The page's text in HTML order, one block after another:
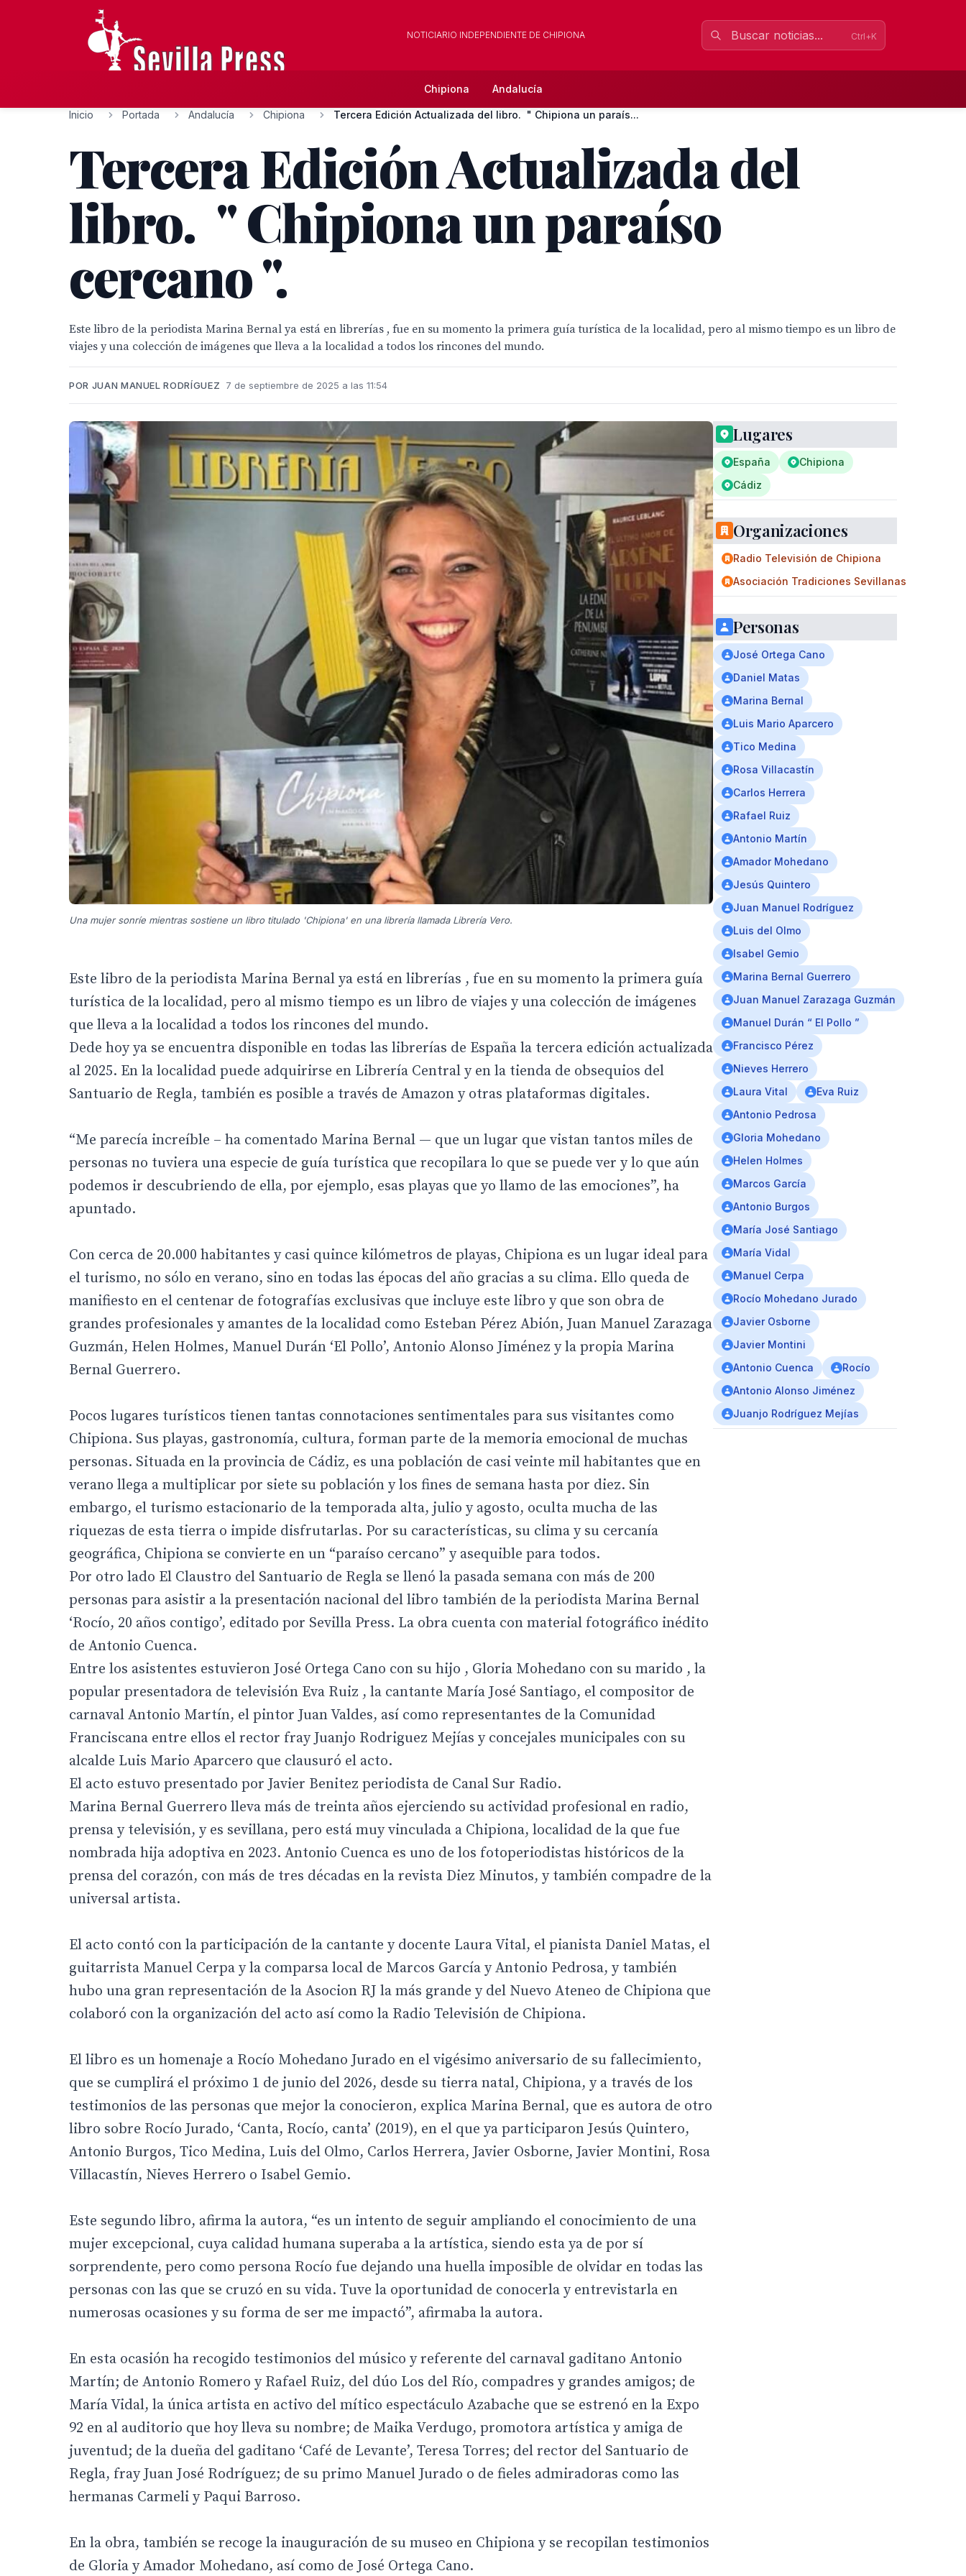
NOTICIARIO INDEPENDIENTE DE CHIPIONA Ctrl+K
Chipiona Andalucía
Inicio Portada Andalucía Chipiona Tercera Edición Actualizada del libro. " Chipiona un paraís...
Tercera Edición Actualizada del
libro. " Chipiona un paraíso
cercano ".
Este libro de la periodista Marina Bernal ya está en librerías , fue en su momento la primera guía turística de la localidad, pero al mismo tiempo es un libro de
viajes y una colección de imágenes que lleva a la localidad a todos los rincones del mundo.
POR JUAN MANUEL RODRÍGUEZ 7 de septiembre de 2025 a las 11:54
Una mujer sonríe mientras sostiene un libro titulado 'Chipiona' en una librería llamada Librería Vero.
Este libro de la periodista Marina Bernal ya está en librerías , fue en su momento la primera guía
turística de la localidad, pero al mismo tiempo es un libro de viajes y una colección de imágenes
que lleva a la localidad a todos los rincones del mundo.
Dede hoy ya se encuentra disponible en todas las librerías de España la tercera edición actualizada
al 2025. En la localidad puede adquirirse en Librería Central y en la tienda de obsequios del
Santuario de Regla, también es posible a través de Amazon y otras plataformas digitales.
“Me parecía increíble – ha comentado Marina Bernal — que un lugar que vistan tantos miles de
personas no tuviera una especie de guía turística que recopilara lo que se puede ver y lo que aún
podemos ir descubriendo de ella, por ejemplo, esas playas que yo llamo de las emociones”, ha
apuntado.
Con cerca de 20.000 habitantes y casi quince kilómetros de playas, Chipiona es un lugar ideal para
el turismo, no sólo en verano, sino en todas las épocas del año gracias a su clima. Ello queda de
manifiesto en el centenar de fotografías exclusivas que incluye este libro y que son obra de
grandes profesionales y amantes de la localidad como Esteban Pérez Abión, Juan Manuel Zarazaga
Guzmán, Helen Holmes, Manuel Durán ‘El Pollo’, Antonio Alonso Jiménez y la propia Marina
Bernal Guerrero.
Pocos lugares turísticos tienen tantas connotaciones sentimentales para sus visitantes como
Chipiona. Sus playas, gastronomía, cultura, forman parte de la memoria emocional de muchas
personas. Situada en la provincia de Cádiz, es una población de casi veinte mil habitantes que en
verano llega a multiplicar por siete su población y los fines de semana hasta por diez. Sin
embargo, el turismo estacionario de la temporada alta, julio y agosto, oculta mucha de las
riquezas de esta tierra o impide disfrutarlas. Por su características, su clima y su cercanía
geográfica, Chipiona se convierte en un “paraíso cercano” y asequible para todos.
Por otro lado El Claustro del Santuario de Regla se llenó la pasada semana con más de 200
personas para asistir a la presentación nacional del libro también de la periodista Marina Bernal
‘Rocío, 20 años contigo’, editado por Sevilla Press. La obra cuenta con material fotográfico inédito
de Antonio Cuenca.
Entre los asistentes estuvieron José Ortega Cano con su hijo , Gloria Mohedano con su marido , la
popular presentadora de televisión Eva Ruiz , la cantante María José Santiago, el compositor de
carnaval Antonio Martín, el pintor Juan Valdes, así como representantes de la Comunidad
Franciscana entre ellos el rector fray Juanjo Rodriguez Mejías y concejales municipales con su
alcalde Luis Mario Aparcero que clausuró el acto.
El acto estuvo presentado por Javier Benitez periodista de Canal Sur Radio.
Marina Bernal Guerrero lleva más de treinta años ejerciendo su actividad profesional en radio,
prensa y televisión, y es sevillana, pero está muy vinculada a Chipiona, localidad de la que fue
nombrada hija adoptiva en 2023. Antonio Cuenca es uno de los fotoperiodistas históricos de la
prensa del corazón, con más de tres décadas en la revista Diez Minutos, y también compadre de la
universal artista.
El acto contó con la participación de la cantante y docente Laura Vital, el pianista Daniel Matas, el
guitarrista Manuel Cerpa y la comparsa local de Marcos García y Antonio Pedrosa, y también
hubo una gran representación de la Asocion RJ la más grande y del Nuevo Ateneo de Chipiona que
colaboró con la organización del acto así como la Radio Televisión de Chipiona.
El libro es un homenaje a Rocío Mohedano Jurado en el vigésimo aniversario de su fallecimiento,
que se cumplirá el próximo 1 de junio del 2026, desde su tierra natal, Chipiona, y a través de los
testimonios de las personas que mejor la conocieron, explica Marina Bernal, que es autora de otro
libro sobre Rocío Jurado, ‘Canta, Rocío, canta’ (2019), en el que ya participaron Jesús Quintero,
Antonio Burgos, Tico Medina, Luis del Olmo, Carlos Herrera, Javier Osborne, Javier Montini, Rosa
Villacastín, Nieves Herrero o Isabel Gemio.
Este segundo libro, afirma la autora, “es un intento de seguir ampliando el conocimiento de una
mujer excepcional, cuya calidad humana superaba a la artística, siendo esta ya de por sí
sorprendente, pero como persona Rocío fue dejando una huella imposible de olvidar en todas las
personas con las que se cruzó en su vida. Tuve la oportunidad de conocerla y entrevistarla en
numerosas ocasiones y su forma de ser me impactó”, afirmaba la autora.
En esta ocasión ha recogido testimonios del músico y referente del carnaval gaditano Antonio
Martín; de Antonio Romero y Rafael Ruiz, del dúo Los del Río, compadres y grandes amigos; de
María Vidal, la única artista en activo del mítico espectáculo Azabache que se estrenó en la Expo
92 en al auditorio que hoy lleva su nombre; de Maika Verdugo, promotora artística y amiga de
juventud; de la dueña del gaditano ‘Café de Levante’, Teresa Torres; del rector del Santuario de
Regla, fray Juan José Rodríguez; de su primo Manuel Jurado o de fieles admiradoras como las
hermanas Carmeli y Paqui Barroso.
En la obra, también se recoge la inauguración de su museo en Chipiona y se recopilan testimonios
de Gloria y Amador Mohedano, así como de José Ortega Cano.
Lugares
España
Chipiona
Cádiz
Organizaciones
Radio Televisión de Chipiona
Asociación Tradiciones Sevillanas
Personas
José Ortega Cano
Daniel Matas
Marina Bernal
Luis Mario Aparcero
Tico Medina
Rosa Villacastín
Carlos Herrera
Rafael Ruiz
Antonio Martín
Amador Mohedano
Jesús Quintero
Juan Manuel Rodríguez
Luis del Olmo
Isabel Gemio
Marina Bernal Guerrero
Juan Manuel Zarazaga Guzmán
Manuel Durán “ El Pollo ”
Francisco Pérez
Nieves Herrero
Laura Vital
Eva Ruiz
Antonio Pedrosa
Gloria Mohedano
Helen Holmes
Marcos García
Antonio Burgos
María José Santiago
María Vidal
Manuel Cerpa
Rocío Mohedano Jurado
Javier Osborne
Javier Montini
Antonio Cuenca
Rocío
Antonio Alonso Jiménez
Juanjo Rodríguez Mejías